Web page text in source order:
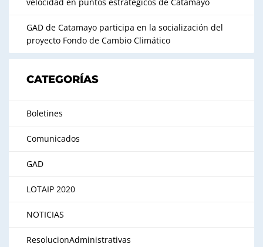
GAD de Catamayo participa en la socialización del
proyecto Fondo de Cambio Climático
CATEGORÍAS
Boletines
Comunicados
GAD
LOTAIP 2020
NOTICIAS
ResolucionAdministrativas